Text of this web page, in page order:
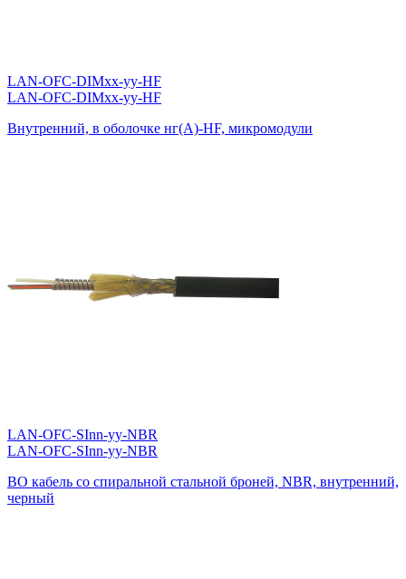
LAN-OFC-DIMxx-yy-HF
LAN-OFC-DIMxx-yy-HF
Внутренний, в оболочке нг(А)-HF, микромодули
LAN-OFC-SInn-yy-NBR
LAN-OFC-SInn-yy-NBR
ВО кабель со спиральной стальной броней, NBR, внутренний,
черный